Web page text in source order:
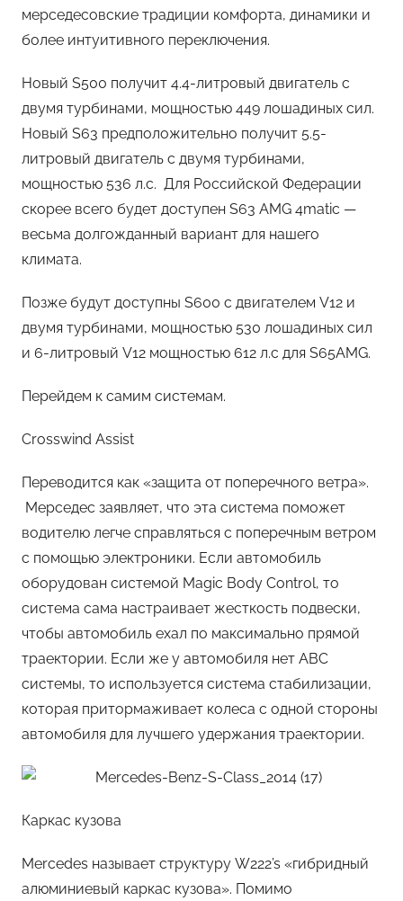
мерседесовские традиции комфорта, динамики и
более интуитивного переключения.
Новый S500 получит 4.4-литровый двигатель с
двумя турбинами, мощностью 449 лошадиных сил.
Новый S63 предположительно получит 5.5-
литровый двигатель с двумя турбинами,
мощностью 536 л.с. Для Российской Федерации
скорее всего будет доступен S63 AMG 4matic —
весьма долгожданный вариант для нашего
климата.
Позже будут доступны S600 с двигателем V12 и
двумя турбинами, мощностью 530 лошадиных сил
и 6-литровый V12 мощностью 612 л.с для S65AMG.
Перейдем к самим системам.
Crosswind Assist
Переводится как «защита от поперечного ветра».
Мерседес заявляет, что эта система поможет
водителю легче справляться с поперечным ветром
с помощью электроники. Если автомобиль
оборудован системой Magic Body Control, то
система сама настраивает жесткость подвески,
чтобы автомобиль ехал по максимально прямой
траектории. Если же у автомобиля нет ABC
системы, то используется система стабилизации,
которая притормаживает колеса с одной стороны
автомобиля для лучшего удержания траектории.
Каркас кузова
Mercedes называет структуру W222’s «гибридный
алюминиевый каркас кузова». Помимо